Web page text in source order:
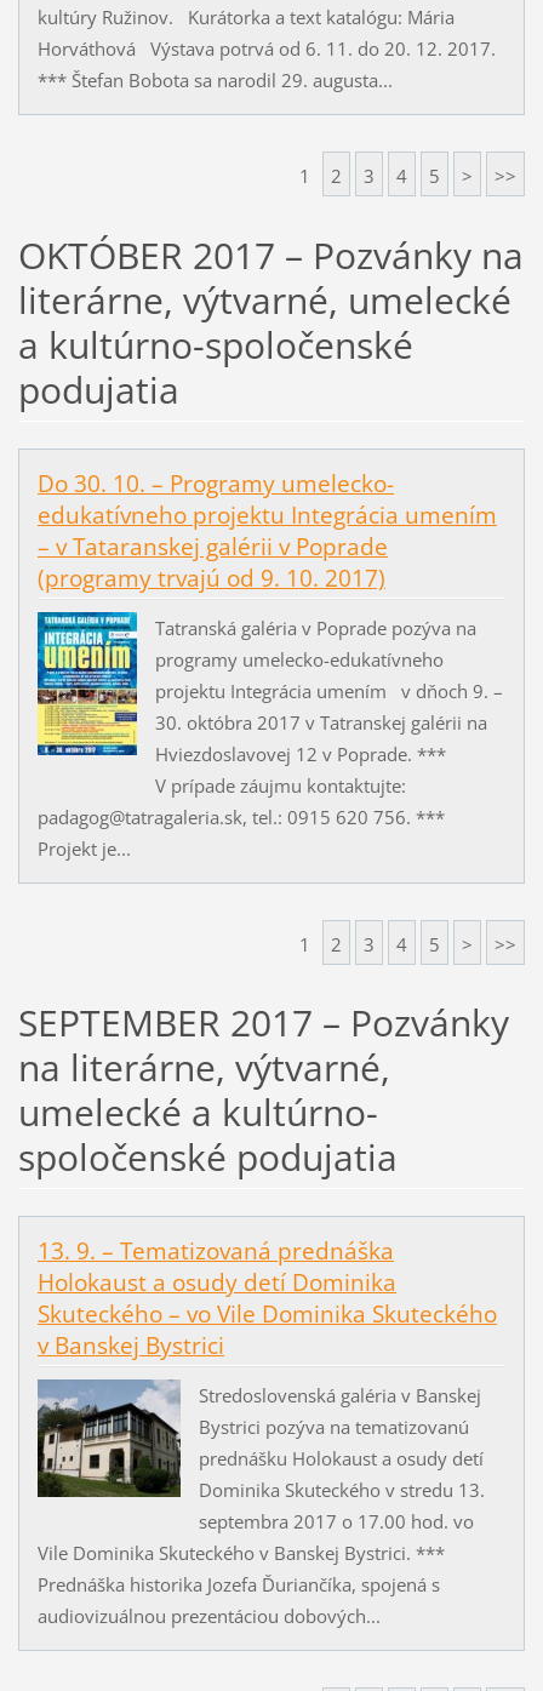
kultúry Ružinov. Kurátorka a text katalógu: Mária
Horváthová Výstava potrvá od 6. 11. do 20. 12. 2017.
*** Štefan Bobota sa narodil 29. augusta...
1 2 3 4 5 > >>
OKTÓBER 2017 – Pozvánky na
literárne, výtvarné, umelecké
a kultúrno-spoločenské
podujatia
Do 30. 10. – Programy umelecko-
edukatívneho projektu Integrácia umením
– v Tataranskej galérii v Poprade
(programy trvajú od 9. 10. 2017)
Tatranská galéria v Poprade pozýva na
programy umelecko-edukatívneho
projektu Integrácia umením v dňoch 9. –
30. októbra 2017 v Tatranskej galérii na
Hviezdoslavovej 12 v Poprade. ***
V prípade záujmu kontaktujte:
padagog@tatragaleria.sk, tel.: 0915 620 756. ***
Projekt je...
1 2 3 4 5 > >>
SEPTEMBER 2017 – Pozvánky
na literárne, výtvarné,
umelecké a kultúrno-
spoločenské podujatia
13. 9. – Tematizovaná prednáška
Holokaust a osudy detí Dominika
Skuteckého – vo Vile Dominika Skuteckého
v Banskej Bystrici
Stredoslovenská galéria v Banskej
Bystrici pozýva na tematizovanú
prednášku Holokaust a osudy detí
Dominika Skuteckého v stredu 13.
septembra 2017 o 17.00 hod. vo
Vile Dominika Skuteckého v Banskej Bystrici. ***
Prednáška historika Jozefa Ďuriančíka, spojená s
audiovizuálnou prezentáciou dobových...